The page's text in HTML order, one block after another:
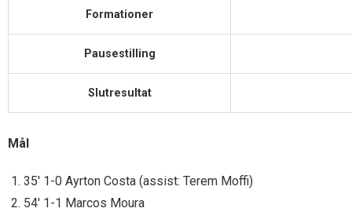
Formationer
Pausestilling
Slutresultat
Mål
35′ 1-0 Ayrton Costa (assist: Terem Moffi)
54′ 1-1 Marcos Moura